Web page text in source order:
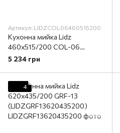
Артикул: LIDZCOL06460515200
Кухонна мийка Lidz
460х515/200 COL-06
(LIDZCOL06460515200)
5 234 грн
4